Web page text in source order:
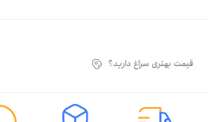
قیمت بهتری سراغ دارید؟